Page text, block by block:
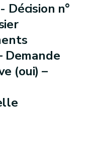
Décision n°
Demande
(oui) –